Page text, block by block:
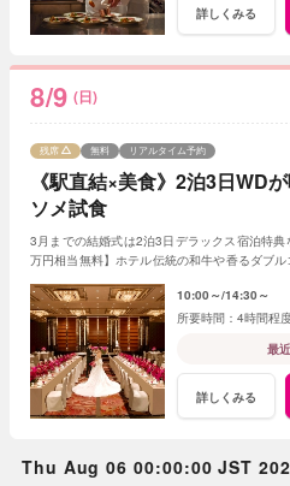
詳しくみる
8/9 (日)
《駅直結×美食》2泊3日WD
ソメ試食
残席 無料 リアルタイム予約
3月までの結婚式は2泊3日デラックス宿泊特
万円相当無料】ホテル伝統の和牛や香るダブ
10:00～ 14:30～
4時間程
最
詳しくみる
Thu Aug 06 00:00:00 JST